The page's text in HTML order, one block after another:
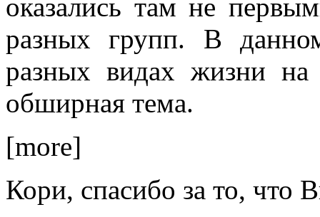
оказались там не
разных групп. В
разных видах жизни на
обширная тема.
[more]
Кори, спасибо за то, что